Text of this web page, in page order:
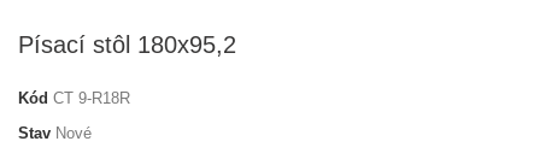
Písací stôl 180x95,2
Kód CT 9-R18R
Stav Nové